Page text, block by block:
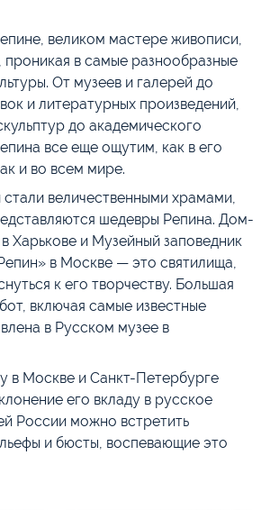
великом мастере живописи,
проникая в самые разнообразные
От музеев и галерей до
и литературных произведений,
до академического
все еще ощутим, как в его
и во всем мире.
величественными храмами,
шедевры Репина. Дом-
Харькове и Музейный заповедник
в Москве — это святилища,
к его творчеству. Большая
включая самые известные
в Русском музее в
в Москве и Санкт-Петербурге
его вкладу в русское
России можно встретить
и бюсты, воспевающие это